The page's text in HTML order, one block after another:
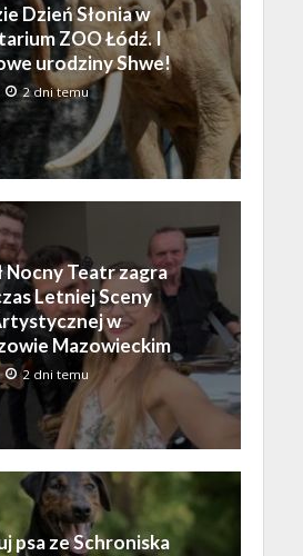
Dzień Słonia w
ZOO Łódź. I
urodziny Shwe!
2 dni temu
Nocny Teatr zagra
Letniej Sceny
w
Mazowieckim
2 dni temu
psa ze Schroniska